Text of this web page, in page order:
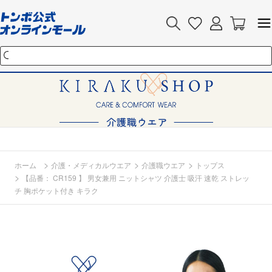
ホーム > 介護・メディカルウエア > 介護職ウエア > トップス
>
【品番： CR159 】 男女兼用 ニットシャツ 介護士 吸汗 速乾 ストレッ
チ 胸ポケット付き キラク